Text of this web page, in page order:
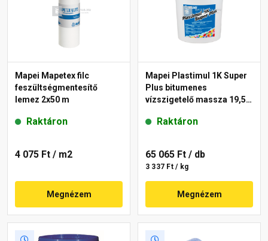
Mapei Mapetex filc
feszültségmentesítő
lemez 2x50 m
Raktáron
4 075 Ft / m2
Megnézem
Mapei Plastimul 1K Super
Plus bitumenes
vízszigetelő massza 19,5
Raktáron
65 065 Ft / db
3 337 Ft / kg
Megnézem